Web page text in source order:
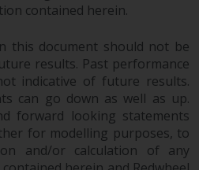
ohne
ändern.
verpflichtet,
zu aktualisieren,
sich bei einer
nicht
auf die auf dieser
contained herein.
this document should not be
results. Past performance
indicative of future results.
can go down as well as up.
forward looking statements
for modelling purposes, to
and/or calculation of any